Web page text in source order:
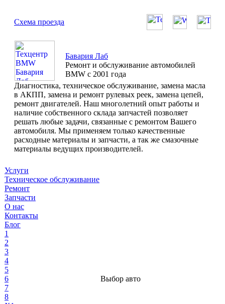
Схема проезда
Бавария Лаб
Ремонт и обслуживание автомобилей
BMW с 2001 года
Диагностика, техническое обслуживание, замена масла
в АКПП, замена и ремонт рулевых реек, замена цепей,
ремонт двигателей. Наш многолетний опыт работы и
наличие собственного склада запчастей позволяет
решать любые задачи, связанные с ремонтом Вашего
автомобиля. Мы применяем только качественные
расходные материалы и запчасти, а так же смазочные
материалы ведущих производителей.
Услуги
Техническое обслуживание
Ремонт
Запчасти
О нас
Контакты
Блог
1
2
3
4
5
6
7
8
Выбор авто